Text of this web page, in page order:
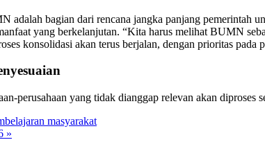
adalah bagian dari rencana jangka panjang pemerintah
yang berkelanjutan. “Kita harus melihat BUMN
konsolidasi akan terus berjalan, dengan prioritas
perusahaan yang tidak dianggap relevan akan diproses
masyarakat
»